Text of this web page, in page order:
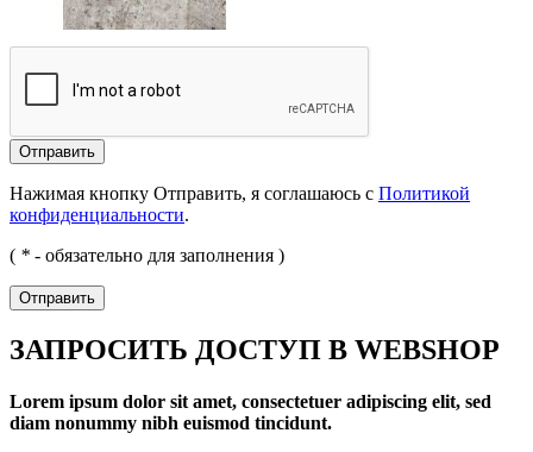
Отправить
Нажимая кнопку Отправить, я соглашаюсь с Политикой
конфиденциальности.
( * - обязательно для заполнения )
Отправить
ЗАПРОСИТЬ ДОСТУП В WEBSHOP
Lorem ipsum dolor sit amet, consectetuer adipiscing elit, sed
diam nonummy nibh euismod tincidunt.